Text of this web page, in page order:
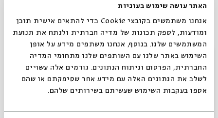
האתר עושה שימוש בעוגיות
אנחנו משתמשים בקובצי Cookie כדי להתאים אישית תוכן
ומודעות, לספק תכונות של מדיה חברתית ולנתח את תנועת
המשתמשים שלנו. בנוסף, אנחנו משתפים מידע על אופן
השימוש באתר שלנו עם השותפים שלנו מתחומי המדיה
החברתית, הפרסום וניתוח הנתונים. גורמים אלה עשויים
לשלב את הנתונים האלה עם מידע אחר שסיפקתם או שהם
אספו בעקבות השימוש שעשיתם בשירותים שלהם.
פסטיבל ג'ון זורן מתקיים בשיתוף פעולה בין בית אבי
חי, לבונטין 7, סינמטק תל אביב, היכל
התרבות ומועדון הבארבי.www.johnzorn.co.il
שיתוף הוספה ליומן הרשמה לאירועים דומים
אירועים נוספים בסדרה
סגור